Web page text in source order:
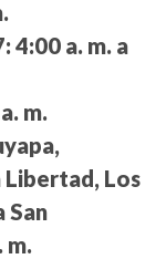
4:00 a. m. a
m.
Libertad, Los
San
m.